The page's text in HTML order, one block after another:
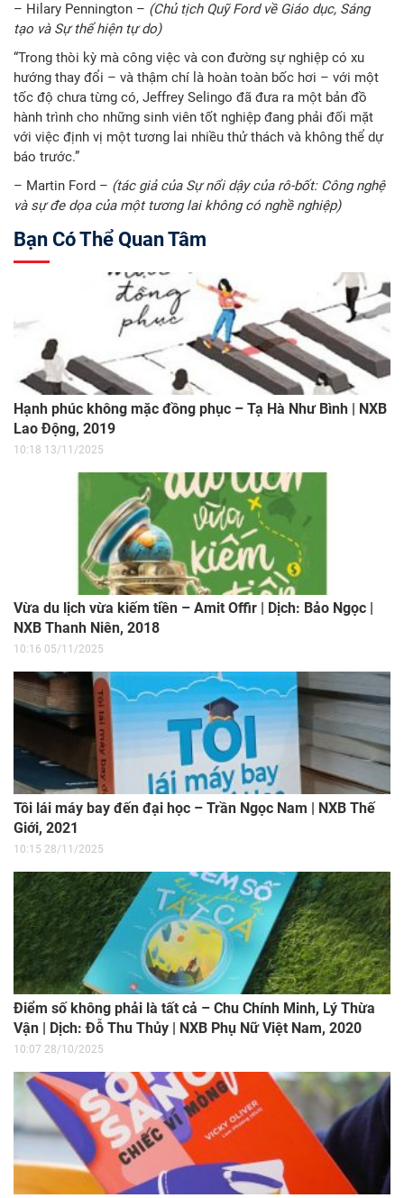
– Hilary Pennington – (Chủ tịch Quỹ Ford về Giáo dục, Sáng
tạo và Sự thể hiện tự do)
“Trong thòi kỳ mà công việc và con đường sự nghiệp có xu
hướng thay đổi – và thậm chí là hoàn toàn bốc hơi – với một
tốc độ chưa từng có, Jeffrey Selingo đã đưa ra một bản đồ
hành trình cho những sinh viên tốt nghiệp đang phải đối mặt
với việc định vị một tương lai nhiều thử thách và không thể dự
báo trước.”
– Martin Ford – (tác giả của Sự nổi dậy của rô-bốt: Công nghệ
và sự đe dọa của một tương lai không có nghề nghiệp)
Bạn Có Thể Quan Tâm
Hạnh phúc không mặc đồng phục – Tạ Hà Như Bình | NXB
Lao Động, 2019
10:18 13/11/2025
Vừa du lịch vừa kiếm tiền – Amit Offir | Dịch: Bảo Ngọc |
NXB Thanh Niên, 2018
10:16 05/11/2025
Tôi lái máy bay đến đại học – Trần Ngọc Nam | NXB Thế
Giới, 2021
10:15 28/11/2025
Điểm số không phải là tất cả – Chu Chính Minh, Lý Thừa
Vận | Dịch: Đỗ Thu Thủy | NXB Phụ Nữ Việt Nam, 2020
10:07 28/10/2025